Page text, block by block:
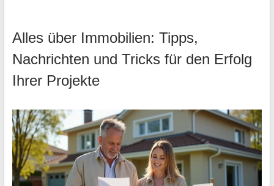
Alles über Immobilien: Tipps,
Nachrichten und Tricks für den Erfolg
Ihrer Projekte